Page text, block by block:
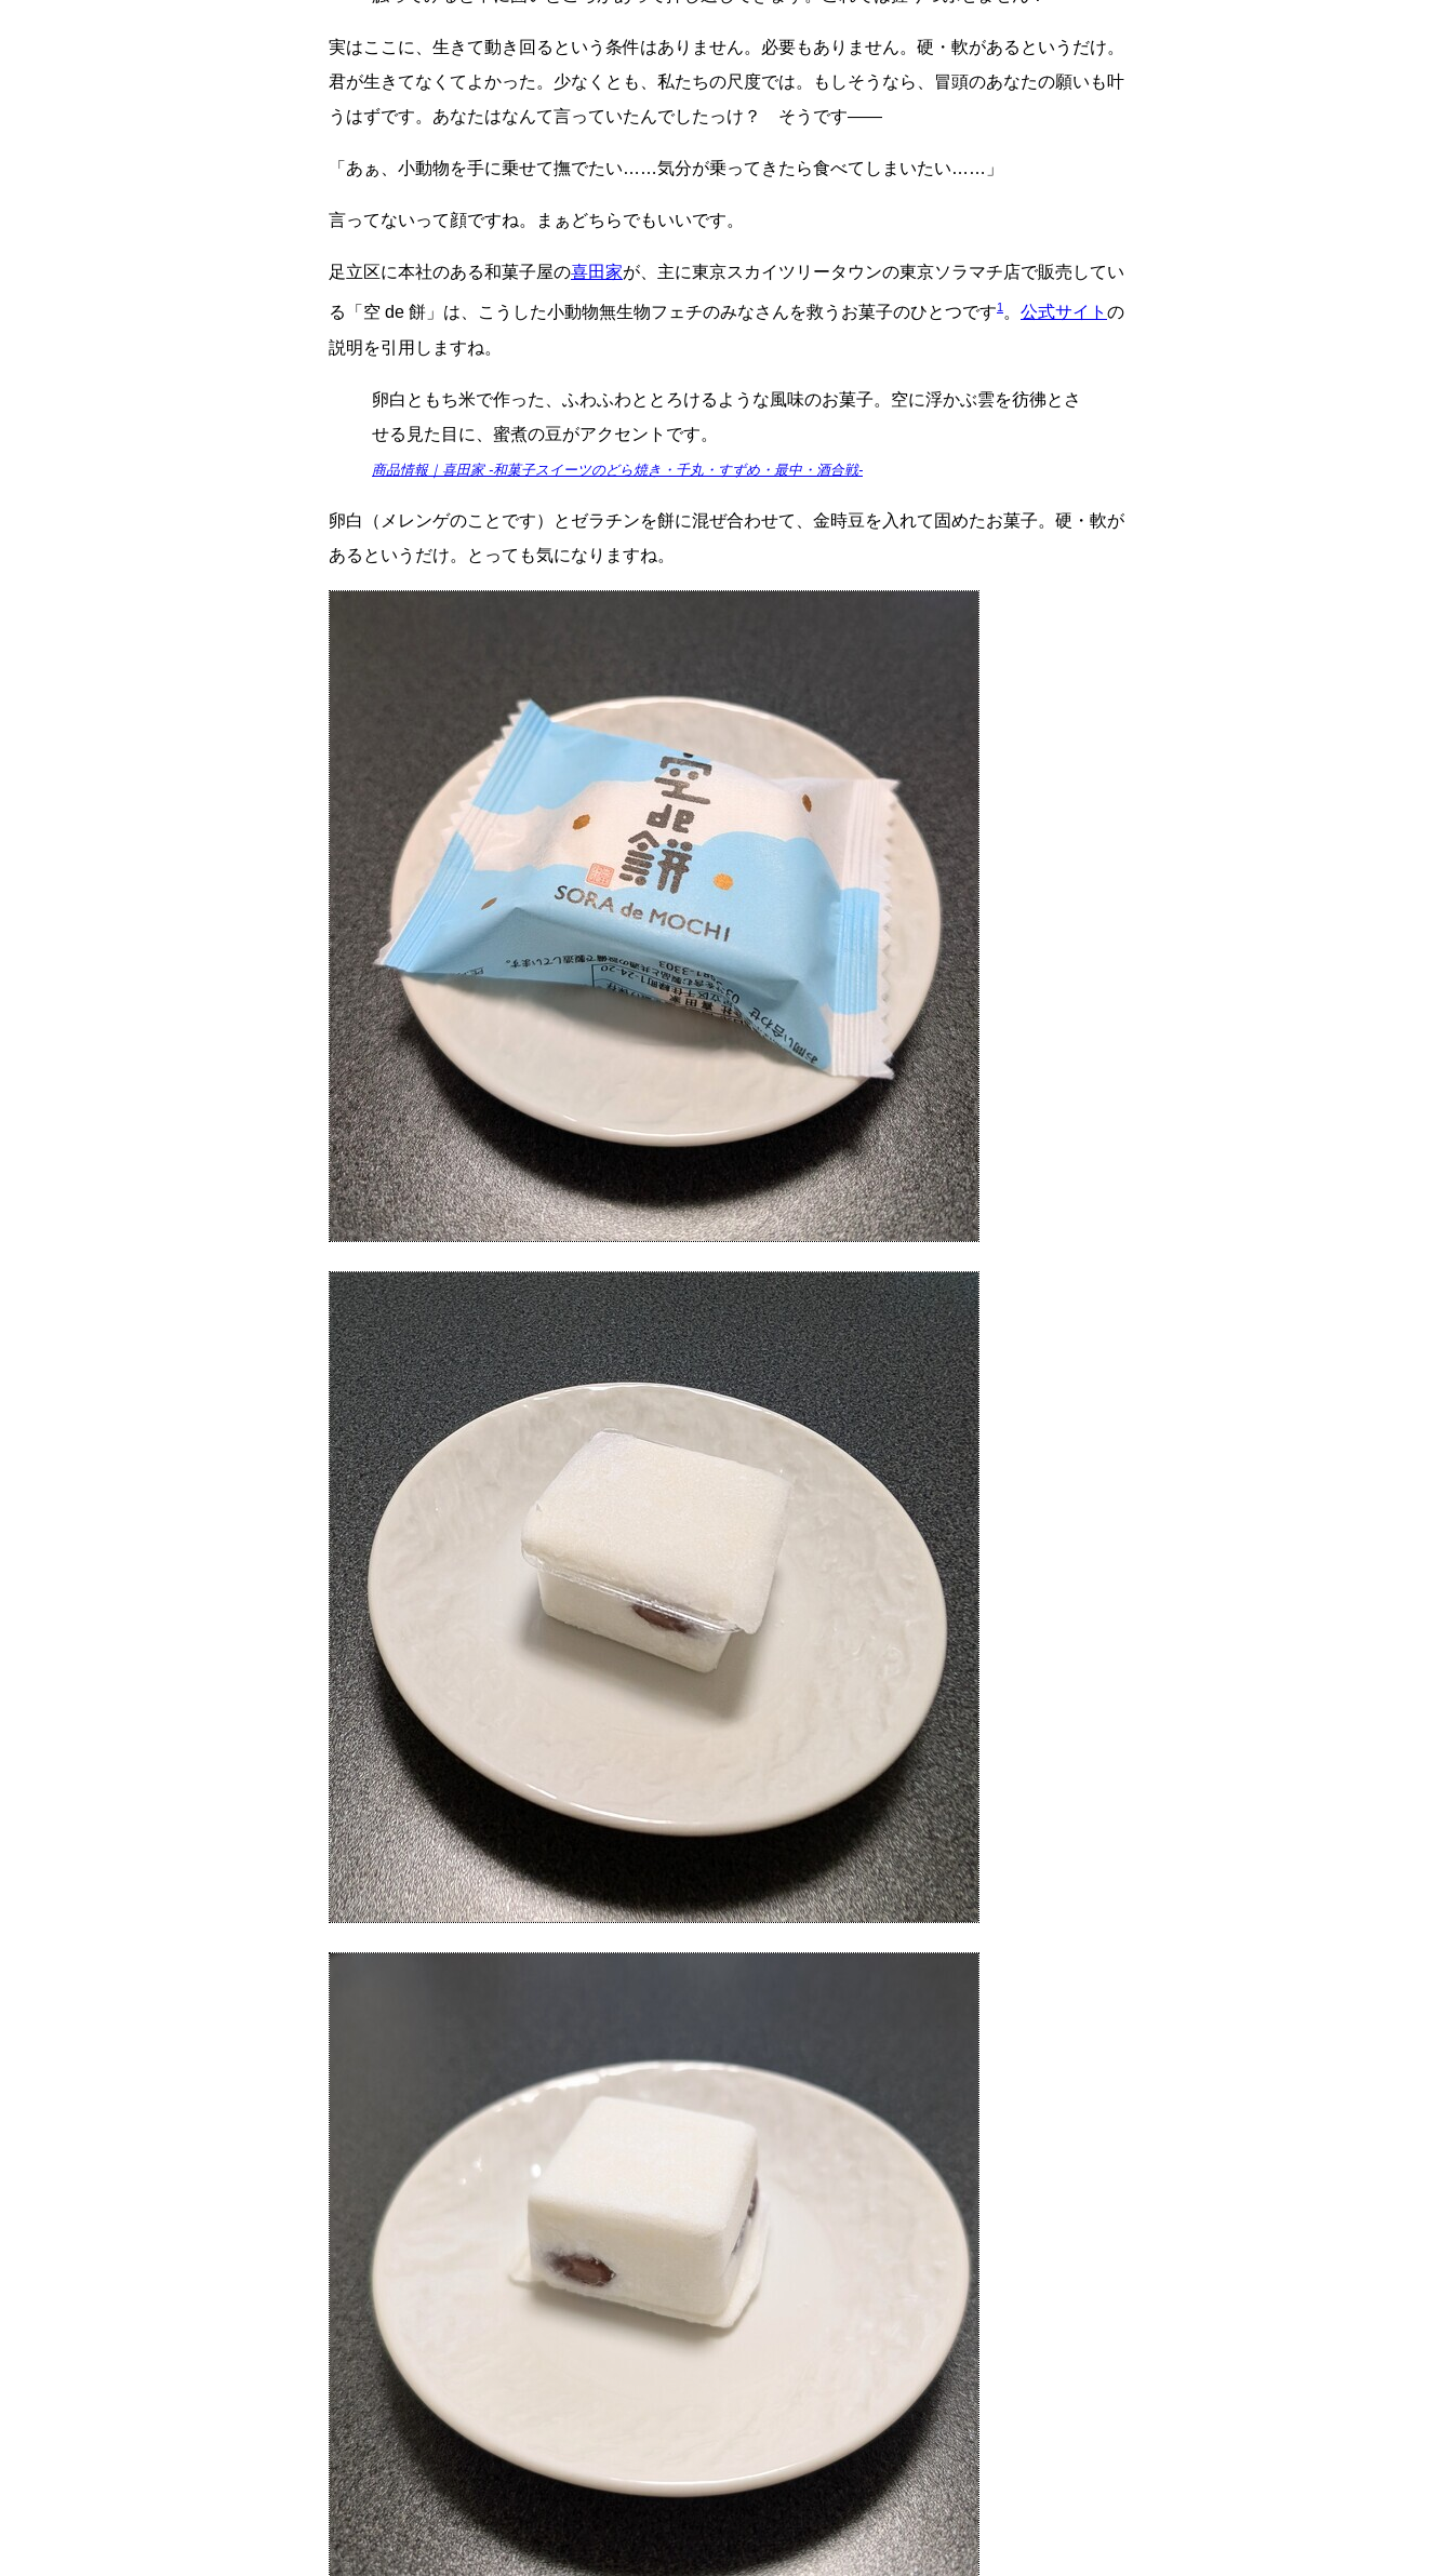
実はここに、生きて動き回るという条件はありません。必要もありません。硬・軟があるというだけ。
君が生きてなくてよかった。少なくとも、私たちの尺度では。もしそうなら、冒頭のあなたの願いも叶
うはずです。あなたはなんて言っていたんでしたっけ？ そうです――
「あぁ、小動物を手に乗せて撫でたい……気分が乗ってきたら食べてしまいたい……」
言ってないって顔ですね。まぁどちらでもいいです。
足立区に本社のある和菓子屋の喜田家が、主に東京スカイツリータウンの東京ソラマチ店で販売してい
る「空 de 餅」は、こうした小動物無生物フェチのみなさんを救うお菓子のひとつです1 。 公式サイト の
説明を引用しますね。
卵白ともち米で作った、ふわふわととろけるような風味のお菓子。空に浮かぶ雲を彷彿とさ
せる見た目に、蜜煮の豆がアクセントです。
商品情報｜喜田家 -和菓子スイーツのどら焼き・千丸・すずめ・最中・酒合戦-
卵白（メレンゲのことです）とゼラチンを餅に混ぜ合わせて、金時豆を入れて固めたお菓子。硬・軟が
あるというだけ。とっても気になりますね。